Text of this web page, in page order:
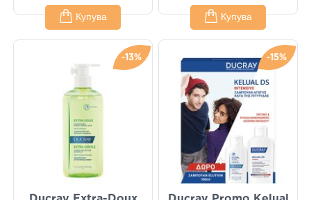
Купува Купува
-13% -15%